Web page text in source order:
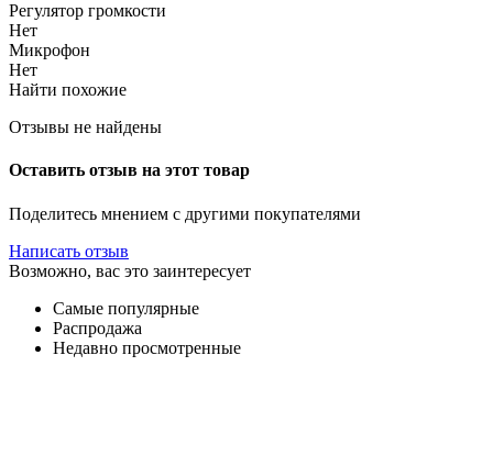
Регулятор громкости
Нет
Микрофон
Нет
Найти похожие
Отзывы не найдены
Оставить отзыв на этот товар
Поделитесь мнением с другими покупателями
Написать отзыв
Возможно, вас это заинтересует
Самые популярные
Распродажа
Недавно просмотренные